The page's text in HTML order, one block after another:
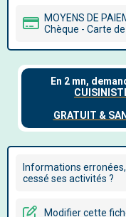
MOYENS DE
Chèque - Carte
Informations
cessé ses activités ?
Modifier cette